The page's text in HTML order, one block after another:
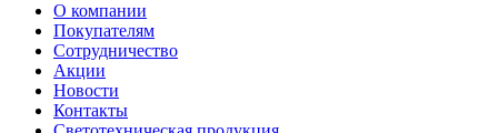
О компании
Покупателям
Сотрудничество
Акции
Новости
Контакты